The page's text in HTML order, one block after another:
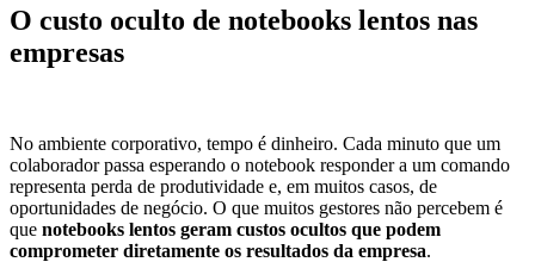
O custo oculto de notebooks lentos nas
empresas
No ambiente corporativo, tempo é dinheiro. Cada minuto que um
colaborador passa esperando o notebook responder a um comando
representa perda de produtividade e, em muitos casos, de
oportunidades de negócio. O que muitos gestores não percebem é
que notebooks lentos geram custos ocultos que podem
comprometer diretamente os resultados da empresa.